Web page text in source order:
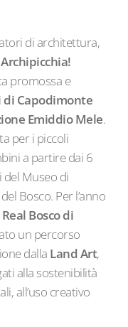
di architettura,
promossa e
di Capodimonte
Emiddio Mele.
per i piccoli
a partire dai 6
del Museo di
Bosco. Per l’anno
Real Bosco di
un percorso
dalla Land Art,
alla sostenibilità
all’uso creativo